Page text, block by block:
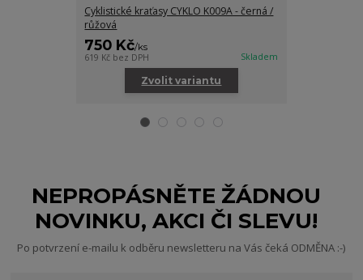
Cyklistické kraťasy CYKLO K009A - černá /
růžová
750 Kč/ks
619 Kč bez DPH Skladem
Zvolit variantu
NEPROPÁSNĚTE ŽÁDNOU
NOVINKU, AKCI ČI SLEVU!
Po potvrzení e-mailu k odběru newsletteru na Vás čeká ODMĚNA :-)